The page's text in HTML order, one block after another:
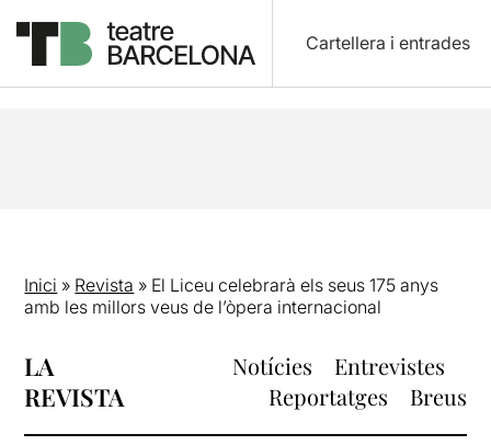
Cartellera i entrades
Inici » Revista » El Liceu celebrarà els seus 175 anys
amb les millors veus de l’òpera internacional
LA
REVISTA
Notícies
Entrevistes
Reportatges
Breus